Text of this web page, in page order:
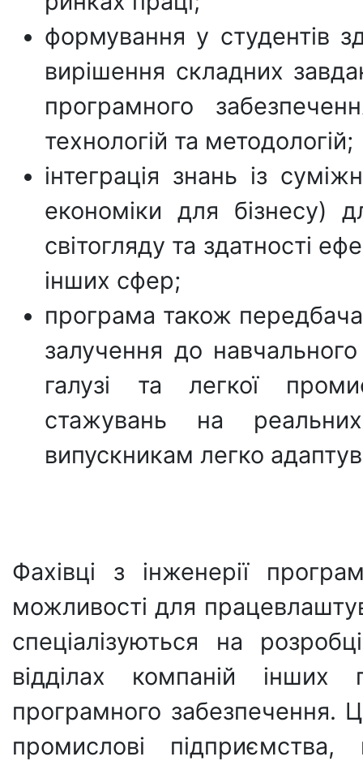
формування у студентів
вирішення складних
програмного
технологій та методологій;
інтеграція знань із
економіки для бізнесу)
світогляду та здатності
інших сфер;
програма також
залучення до навчального
галузі та легкої
стажувань на
випускникам легко
Фахівці з інженерії
можливості для
спеціалізуються на
відділах компаній інших
програмного забезпечення.
промислові підприємства,